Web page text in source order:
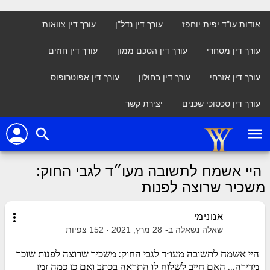
אודות עו"ד יפית יוחפז עורך דין נדל"ן עורך דין צוואות
עורך דין מסחרי עורך דין הסכם ממון עורך דין חוזים
עורך דין אזרחי עורך דין בחולון עורך דין אפוטרופוס
עורך דין סכסוכי שכנים יצירת קשר
menu
search
person
היי אשמח לתשובה מעו״ד לגבי החוק:
משכיר שרוצה לפנות
more_vert אנונימי
שאלה נשאלה ב- 28 מרץ, 2021 152 צפיות
היי אשמח לתשובה מעו״ד לגבי החוק: משכיר שרוצה לפנות שוכר
מדירה... האם חייב לשלוח לו התראה בכתב ואם כן כמה זמן